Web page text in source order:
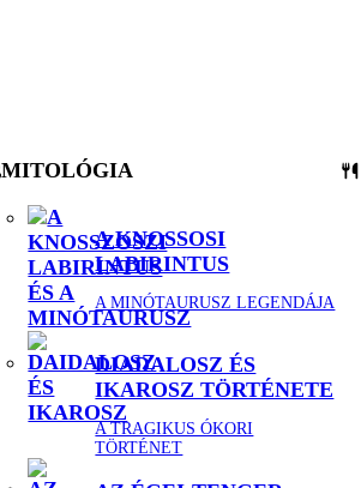
MITOLÓGIA
A KNOSSOSI
LABIRINTUS
A MINÓTAURUSZ LEGENDÁJA
DIADALOSZ ÉS
IKAROSZ TÖRTÉNETE
A TRAGIKUS ÓKORI
TÖRTÉNET